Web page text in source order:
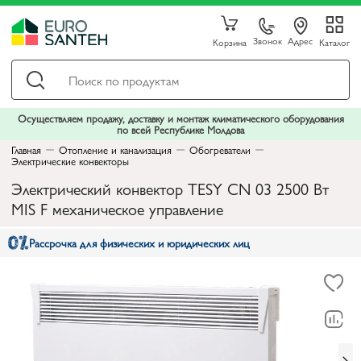
Корзина Звонок Адрес Каталог
Осуществляем продажу, доставку и монтаж климатического оборудования
по всей Республике Молдова
Главная
Отопление и канализация Обогреватели
Электрические конвекторы
Электрический конвектор TESY CN 03 2500 Вт
MIS F механическое управление
Рассрочка для физических и юридических лиц